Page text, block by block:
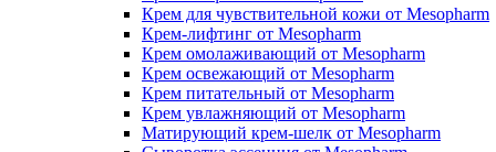
Крем для чувствительной кожи от Mesopharm
Крем-лифтинг от Mesopharm
Крем омолаживающий от Mesopharm
Крем освежающий от Mesopharm
Крем питательный от Mesopharm
Крем увлажняющий от Mesopharm
Матирующий крем-шелк от Mesopharm